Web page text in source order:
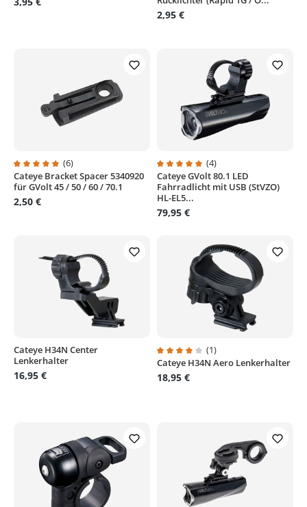
2,95 €
Durchschnittliche Bewertung von 5 von 5 Sternen
(6)
Cateye Bracket Spacer 5340920
für GVolt 45 / 50 / 60 / 70.1
2,50 €
Durchschnittliche Bewertung
(4)
Cateye GVolt 80.1 LED
Fahrradlicht mit USB (StVZO)
HL-EL5...
79,95 €
Cateye H34N Center
Lenkerhalter
16,95 €
Durchschnittliche Bewertung
(1)
Cateye H34N Aero Lenkerhalter
18,95 €